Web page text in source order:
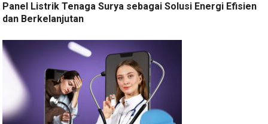
Panel Listrik Tenaga Surya sebagai Solusi Energi Efisien
dan Berkelanjutan